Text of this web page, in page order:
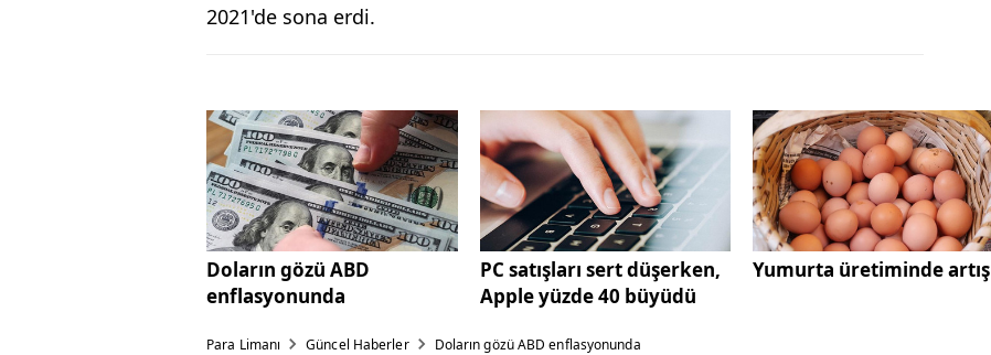
2021'de sona erdi.
Doların gözü ABD
enflasyonunda
PC satışları sert düşerken,
Apple yüzde 40 büyüdü
Yumurta üretiminde artış
Para Limanı Güncel Haberler Doların gözü ABD enflasyonunda